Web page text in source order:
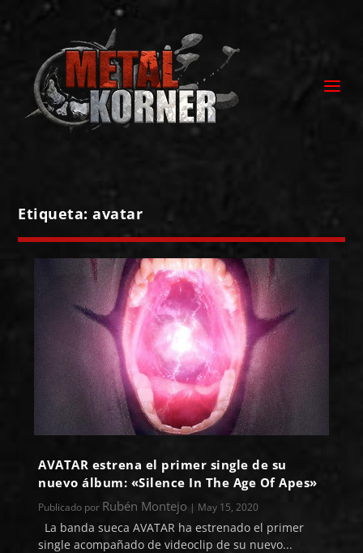
Etiqueta:avatar
AVATAR estrena el primer single de su
nuevo álbum: «Silence In The Age Of Apes»
Publicado por Rubén Montejo | May 15, 2020
La banda sueca AVATAR ha estrenado el primer
single acompañado de videoclip de su nuevo...